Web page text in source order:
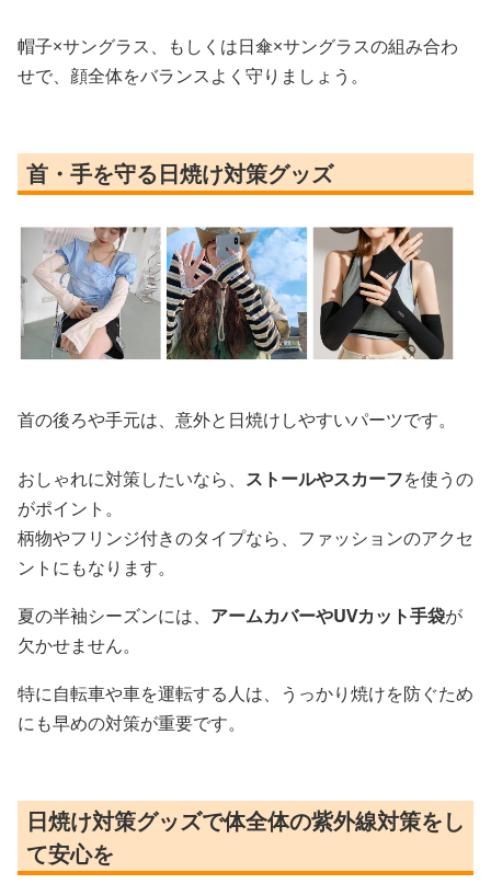
帽子×サングラス、もしくは日傘×サングラスの組み合わ
せで、顔全体をバランスよく守りましょう。
首・手を守る日焼け対策グッズ
首の後ろや手元は、意外と日焼けしやすいパーツです。
おしゃれに対策したいなら、 ストールやスカーフを使うの
がポイント。
柄物やフリンジ付きのタイプなら、ファッションのアクセ
ントにもなります。
夏の半袖シーズンには、 アームカバーやUVカット手袋が
欠かせません。
特に自転車や車を運転する人は、うっかり焼けを防ぐため
にも早めの対策が重要です。
日焼け対策グッズで体全体の紫外線対策をし
て安心を